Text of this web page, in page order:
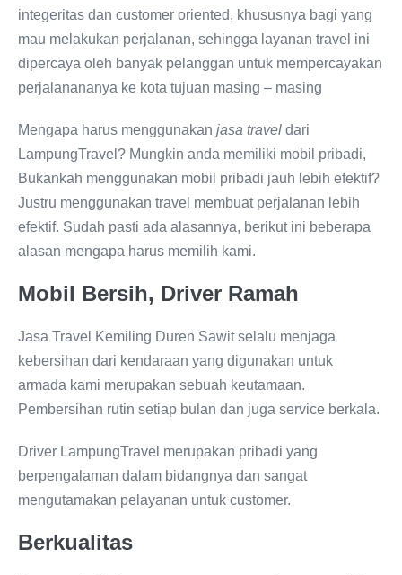
integeritas dan customer oriented, khususnya bagi yang
mau melakukan perjalanan, sehingga layanan travel ini
dipercaya oleh banyak pelanggan untuk mempercayakan
perjalanananya ke kota tujuan masing – masing
Mengapa harus menggunakan jasa travel dari
LampungTravel? Mungkin anda memiliki mobil pribadi,
Bukankah menggunakan mobil pribadi jauh lebih efektif?
Justru menggunakan travel membuat perjalanan lebih
efektif. Sudah pasti ada alasannya, berikut ini beberapa
alasan mengapa harus memilih kami.
Mobil Bersih, Driver Ramah
Jasa Travel Kemiling Duren Sawit selalu menjaga
kebersihan dari kendaraan yang digunakan untuk
armada kami merupakan sebuah keutamaan.
Pembersihan rutin setiap bulan dan juga service berkala.
Driver LampungTravel merupakan pribadi yang
berpengalaman dalam bidangnya dan sangat
mengutamakan pelayanan untuk customer.
Berkualitas